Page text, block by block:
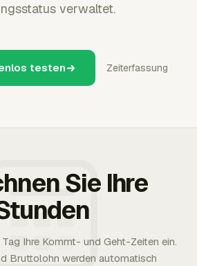
verwaltet.
testen Zeiterfassung
Sie Ihre
Ihre Kommt- und Geht-Zeiten ein.
Bruttolohn werden automatisch